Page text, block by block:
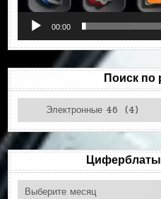
00:00
Поиск по
по
рубрикам
Циферблаты